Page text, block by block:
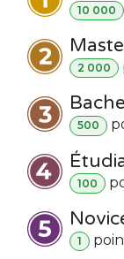
10 000
2 000
500
100
1